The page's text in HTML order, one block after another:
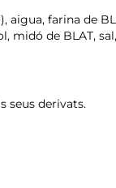
aigua, farina de
midó de BLAT,
seus derivats.